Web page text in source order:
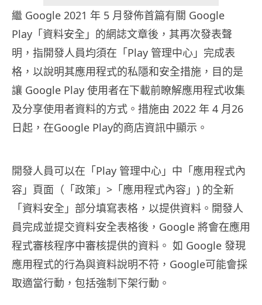
繼 Google 2021 年 5 月發佈首篇有關 Google
Play「資料安全」的網誌文章後，其再次發表聲
明，指開發人員均須在「Play 管理中心」完成表
格，以說明其應用程式的私隱和安全措施，目的是
讓 Google Play 使用者在下載前瞭解應用程式收集
及分享使用者資料的方式。措施由 2022 年 4 月26
日起，在Google Play的商店資訊中顯示。
開發人員可以在「Play 管理中心」中「應用程式內
容」頁面（「政策」>「應用程式內容」) 的全新
「資料安全」部分填寫表格，以提供資料。開發人
員完成並提交資料安全表格後，Google 將會在應用
程式審核程序中審核提供的資料。 如 Google 發現
應用程式的行為與資料說明不符，Google可能會採
取適當行動，包括強制下架行動。